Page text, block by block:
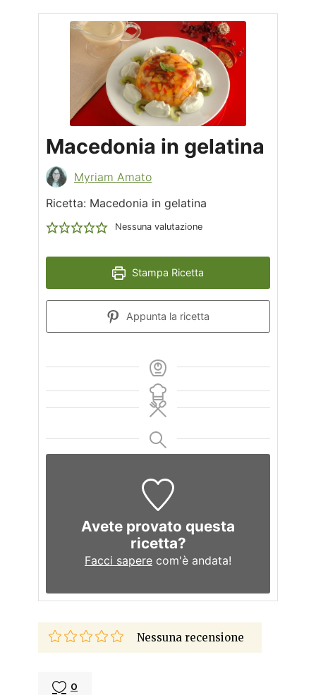
Macedonia in gelatina
Myriam Amato
Ricetta: Macedonia in gelatina
Nessuna valutazione
Stampa Ricetta
Appunta la ricetta
Avete provato questa
ricetta?
Facci sapere com'è andata!
Nessuna recensione
0